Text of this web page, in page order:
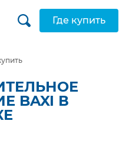
Где купить
BAXI В